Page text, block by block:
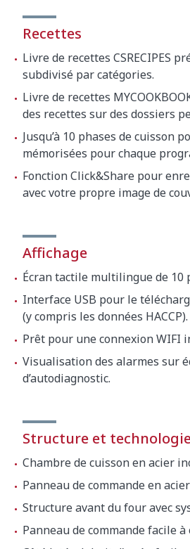
Recettes
Livre de recettes CSRECIPES
subdivisé par catégories.
Livre de recettes
des recettes sur des dossiers
Jusqu’à 10 phases de cuisson
mémorisées pour chaque
Fonction Click&Share pour
avec votre propre image de
Affichage
Écran tactile multilingue de 10
Interface USB pour le
(y compris les données HACCP).
Prêt pour une connexion WIFI
Visualisation des alarmes sur
d’autodiagnostic.
Structure et
Chambre de cuisson en acier
Panneau de commande en
Structure avant du four avec
Panneau de commande facile